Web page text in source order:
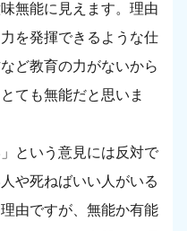
無能に見えます。理由
を発揮できるような仕
ど教育の力がないから
ても無能だと思いま
という意見には反対で
や死ねばいい人がいる
由ですが、無能か有能